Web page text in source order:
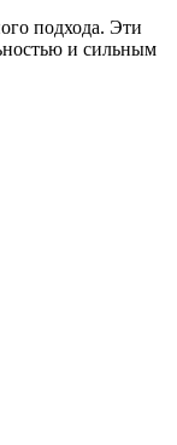
подхода. Эти
и сильным